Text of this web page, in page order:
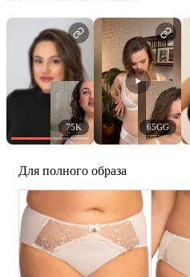
75K 65GG
Для полного образа